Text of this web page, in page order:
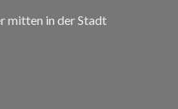
mitten in der Stadt